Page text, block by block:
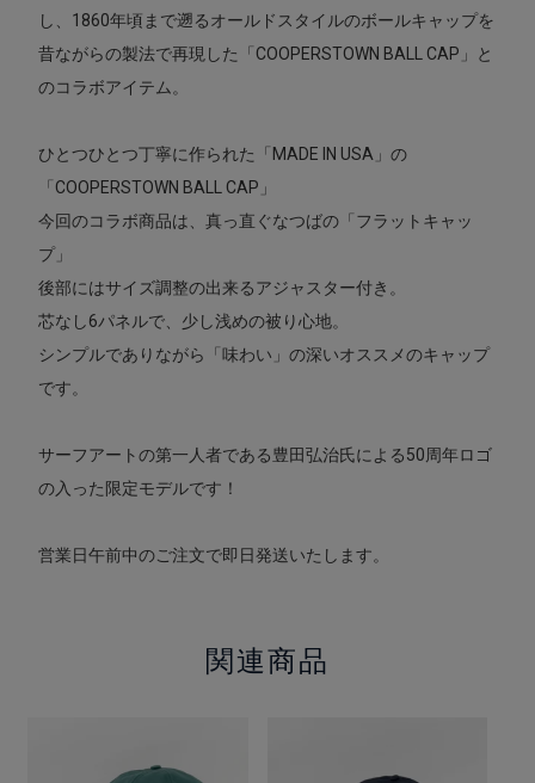
し、1860年頃まで遡るオールドスタイルのボールキャップを
昔ながらの製法で再現した「COOPERSTOWN BALL CAP」と
のコラボアイテム。
ひとつひとつ丁寧に作られた「MADE IN USA」の
「COOPERSTOWN BALL CAP」
今回のコラボ商品は、真っ直ぐなつばの「フラットキャッ
プ」
後部にはサイズ調整の出来るアジャスター付き。
芯なし6パネルで、少し浅めの被り心地。
シンプルでありながら「味わい」の深いオススメのキャップ
です。
サーフアートの第一人者である豊田弘治氏による50周年ロゴ
の入った限定モデルです！
営業日午前中のご注文で即日発送いたします。
関連商品